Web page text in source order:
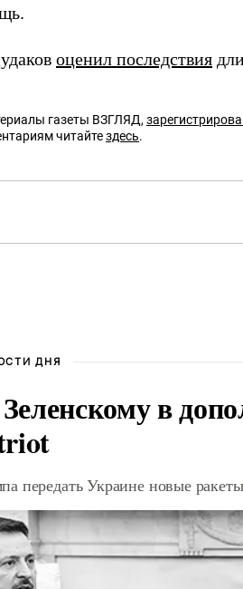
оценил последствия
газеты ВЗГЛЯД,
читайтездесь.
ДНЯ
в
передать Украине новые